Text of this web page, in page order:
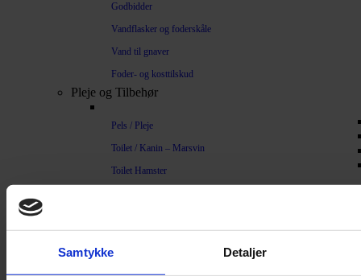
Samtykke Detaljer
Godbidder
Vandflasker og foderskåle
Vand til gnaver
Foder- og kosttilskud
Pleje og Tilbehør
Pels / Pleje
Toilet / Kanin – Marsvin
Toilet Hamster
Bure